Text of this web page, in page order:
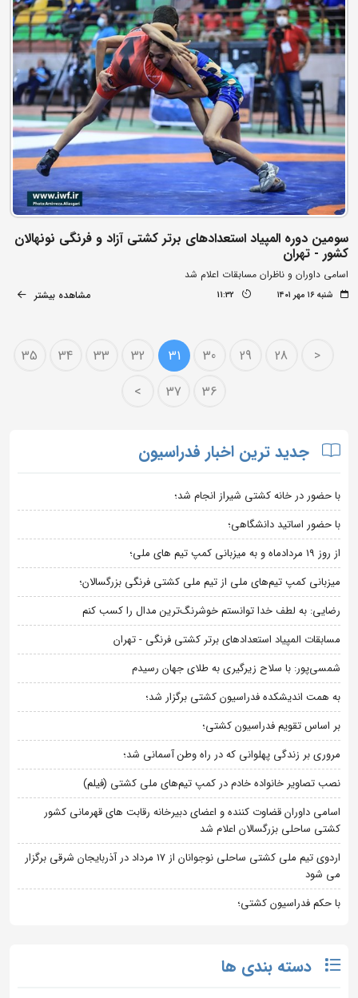
سومین دوره المپیاد استعدادهای برتر کشتی آزاد و فرنگی نونهالان
کشور - تهران
اسامی داوران و ناظران مسابقات اعلام شد
شنبه ۱۶ مهر ۱۴۰۱ 11:32 مشاهده بیشتر
<
28
29
30
31
32
33
34
35
36
37
>
جدید ترین اخبار فدراسیون
با حضور در خانه کشتی شیراز انجام شد؛
با حضور اساتید دانشگاهی؛
از روز 19 مردادماه و به میزبانی کمپ تیم های ملی؛
میزبانی کمپ تیم‌های ملی از تیم ملی کشتی فرنگی بزرگسالان؛
رضایی: به لطف خدا توانستم خوشرنگ‌ترین مدال را کسب کنم
مسابقات المپیاد استعدادهای برتر کشتی فرنگی - تهران
شمسی‌پور: با سلاح زیرگیری به طلای جهان رسیدم
به همت اندیشکده فدراسیون کشتی برگزار شد؛
بر اساس تقویم فدراسیون کشتی؛
مروری بر زندگی پهلوانی که در راه وطن آسمانی شد؛
نصب تصاویر خانواده خادم در کمپ تیم‌های ملی کشتی (فیلم)
اسامی داوران قضاوت کننده و اعضای دبیرخانه رقابت های قهرمانی کشور
کشتی ساحلی بزرگسالان اعلام شد
اردوی تیم ملی کشتی ساحلی نوجوانان از 17 مرداد در آذربایجان شرقی برگزار
می شود
با حکم فدراسیون کشتی؛
دسته بندی ها